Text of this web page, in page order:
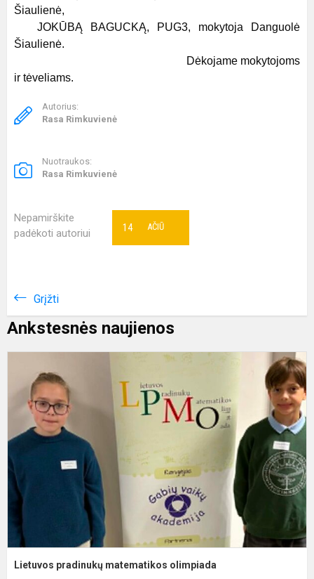
Šiaulienė,
JOKŪBĄ BAGUCKĄ, PUG3, mokytoja Danguolė
Šiaulienė.
Dėkojame mokytojoms
ir tėveliams.
Autorius:
Rasa Rimkuvienė
Nuotraukos:
Rasa Rimkuvienė
Nepamirškite
padėkoti autoriui
AČIŪ
14
Grįžti
Ankstesnės naujienos
Lietuvos pradinukų matematikos olimpiada